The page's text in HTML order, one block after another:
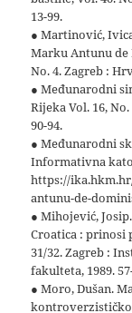
13-99.
● Martinović,
Marku Antunu de
No. 4. Zagreb :
● Međunarodni
Rijeka Vol. 16,
90-94.
● Međunarodni
Informativna
https://
antunu-de-
● Mihojević,
Croatica : prinosi
31/32. Zagreb :
fakulteta, 1989.
● Moro, Dušan.